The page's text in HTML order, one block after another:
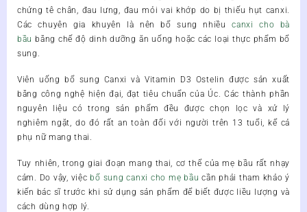
chứng tê chân, đau lưng, đau mỏi vai khớp do bị thiếu hụt canxi.
Các chuyên gia khuyên là nên bổ sung nhiềucanxi cho bà
bầu bằng chế độ dinh dưỡng ăn uống hoặc các loại thực phẩm bổ
sung.
Viên uống bổ sung Canxi và Vitamin D3 Ostelin được sản xuất
bằng công nghệ hiện đại, đạt tiêu chuẩn của Úc. Các thành phần
nguyên liệu có trong sản phẩm đều được chọn lọc và xử lý
nghiêm ngặt, do đó rất an toàn đối với người trên 13 tuổi, kể cả
phụ nữ mang thai.
Tuy nhiên, trong giai đoạn mang thai, cơ thể của mẹ bầu rất nhạy
cảm. Do vậy, việc bổ sung canxi cho mẹ bầu cần phải tham khảo ý
kiến bác sĩ trước khi sử dụng sản phẩm để biết được liều lượng và
cách dùng hợp lý.